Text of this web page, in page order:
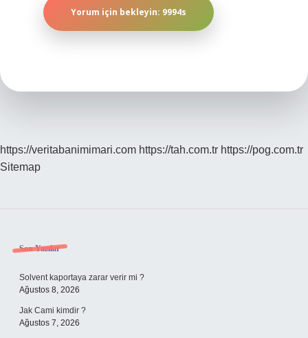
https://veritabanimimari.com https://tah.com.tr https://pog.com.tr
Sitemap
Sidebar
Son Yazılar
Solvent kaportaya zarar verir mi ?
Ağustos 8, 2026
Jak Cami kimdir ?
Ağustos 7, 2026